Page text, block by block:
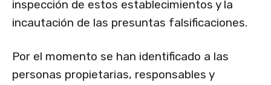
inspección de estos establecimientos y la
incautación de las presuntas falsificaciones.
Por el momento se han identificado a las
personas propietarias, responsables y